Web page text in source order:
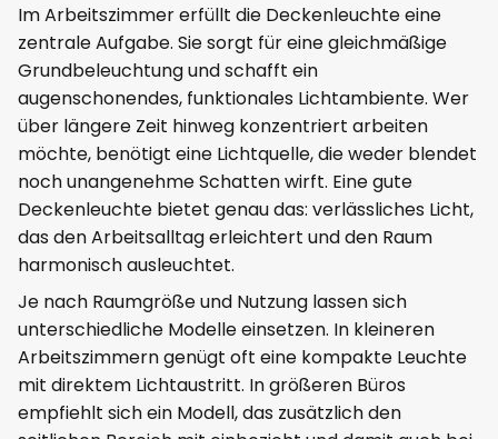
Im Arbeitszimmer erfüllt die Deckenleuchte eine
zentrale Aufgabe. Sie sorgt für eine gleichmäßige
Grundbeleuchtung und schafft ein
augenschonendes, funktionales Lichtambiente. Wer
über längere Zeit hinweg konzentriert arbeiten
möchte, benötigt eine Lichtquelle, die weder blendet
noch unangenehme Schatten wirft. Eine gute
Deckenleuchte bietet genau das: verlässliches Licht,
das den Arbeitsalltag erleichtert und den Raum
harmonisch ausleuchtet.
Je nach Raumgröße und Nutzung lassen sich
unterschiedliche Modelle einsetzen. In kleineren
Arbeitszimmern genügt oft eine kompakte Leuchte
mit direktem Lichtaustritt. In größeren Büros
empfiehlt sich ein Modell, das zusätzlich den